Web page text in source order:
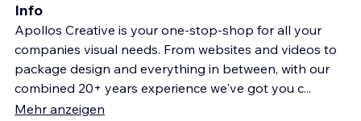
Info
Apollos Creative is your one-stop-shop for all your
companies visual needs. From websites and videos to
package design and everything in between, with our
combined 20+ years experience we've got you c...
Mehr anzeigen